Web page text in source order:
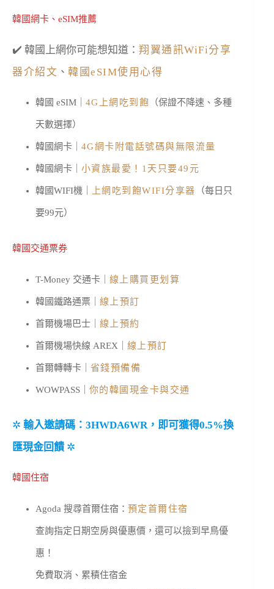
韓國網卡、eSIM推薦
✔️ 韓國上網你可能想知道： 翔翼通訊WiFi分享
器介紹文 、 韓國eSIM使用心得
韓國 eSIM｜ 4G上網吃到飽 （保證不降速、多種
天數選擇）
韓國網卡｜ 4G網卡附電話號碼與無限流量
韓國網卡｜ 小資族最愛！1天只要49元
韓國WIFI機｜ 上網吃到飽WIFI分享器 （每日只
要99元）
韓國交通票券
T-Money 交通卡｜ 線上購買更划算
韓國鐵路通票｜ 線上預訂
首爾機場巴士｜ 線上預約
首爾機場快線 AREX｜ 線上預訂
首爾轉轉卡｜ 省錢預備備
WOWPASS｜ 你的韓國現金卡與交通
✲ 輸入邀請碼：3HWDA6WR，即可獲得0.5%換
匯現金回饋 ✲
韓國住宿
Agoda 搜尋首爾住宿： 預定首爾住宿
查詢指定日期空房與優惠價，還可以撿到早鳥優
惠！
免費取消、累積住宿金